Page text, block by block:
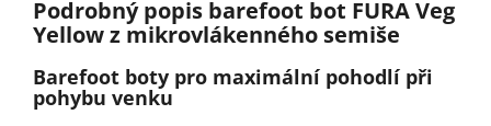
Podrobný popis barefoot bot FURA Veg
Yellowz mikrovlákenného semiše
Barefoot boty pro maximální pohodlí při
pohybu venku